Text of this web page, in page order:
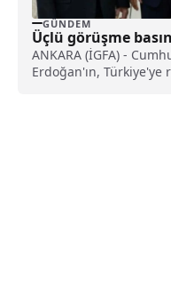
GÜNDEM
Üçlü görüşme
ANKARA (İGFA) -
Erdoğan'ın,